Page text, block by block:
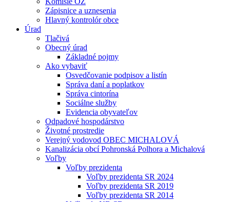
Zápisnice a uznesenia
Hlavný kontrolór obce
Úrad
Tlačivá
Obecný úrad
Základné pojmy
Ako vybaviť
Osvedčovanie podpisov a listín
Správa daní a poplatkov
Správa cintorína
Sociálne služby
Evidencia obyvateľov
Odpadové hospodárstvo
Životné prostredie
Verejný vodovod OBEC MICHALOVÁ
Kanalizácia obcí Pohronská Polhora a Michalová
Voľby
Voľby prezidenta
Voľby prezidenta SR 2024
Voľby prezidenta SR 2019
Voľby prezidenta SR 2014